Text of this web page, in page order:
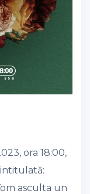
ora 18:00,
asculta un